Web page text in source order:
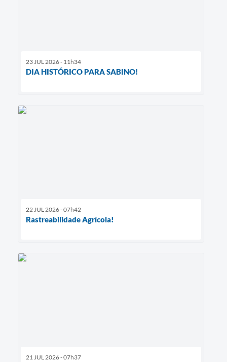
23 JUL 2026 - 11h34
DIA HISTÓRICO PARA SABINO!
22 JUL 2026 - 07h42
Rastreabilidade Agrícola!
21 JUL 2026 - 07h37